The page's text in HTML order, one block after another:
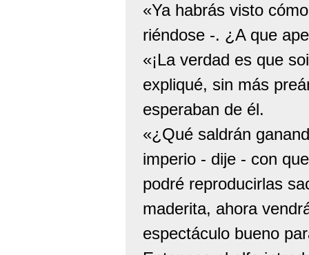
«Ya habrás visto
riéndose -. ¿A que
«¡La verdad es que
expliqué, sin más
esperaban de él.
«¿Qué saldrán
imperio - dije - con
podré reproducirlas
maderita, ahora
espectáculo bueno